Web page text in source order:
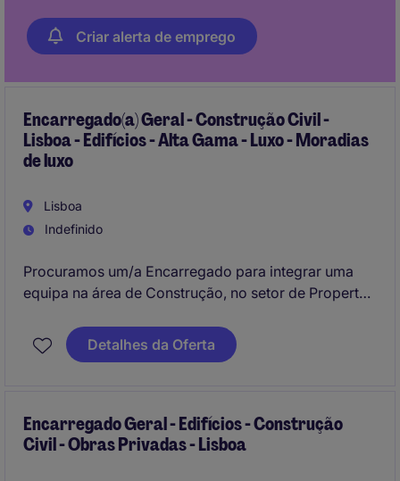
Criar alerta de emprego
Encarregado(a) Geral - Construção Civil -
Lisboa - Edifícios - Alta Gama - Luxo - Moradias
de luxo
Lisboa
Indefinido
Procuramos um/a Encarregado para integrar uma
equipa na área de Construção, no setor de Property,
supervisão de obras, garantindo o cumprimento dos
prazos e a qualidade dos trabalhos realizados.
Detalhes da Oferta
Encarregado Geral - Edifícios - Construção
Civil - Obras Privadas - Lisboa